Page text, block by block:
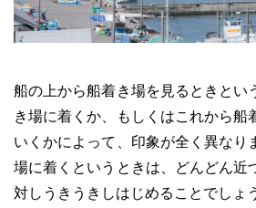
船の上から船着き場を見るときとい
き場に着くか、もしくはこれから船
いくかによって、印象が全く異なり
場に着くというときは、どんどん近
対しうきうきしはじめることでしょ